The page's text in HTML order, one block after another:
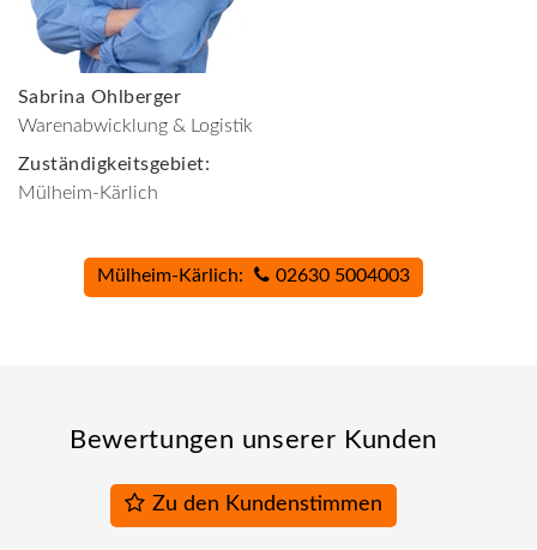
Sabrina Ohlberger
Warenabwicklung & Logistik
Zuständigkeitsgebiet:
Mülheim-Kärlich
Mülheim-Kärlich: 02630 5004003
Bewertungen unserer Kunden
Zu den Kundenstimmen